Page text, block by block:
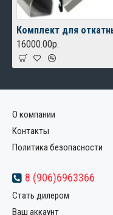
16000.00р.
О компании
Контакты
Политика безопасности
8 (906)6963366
Стать дилером
Ваш аккаунт